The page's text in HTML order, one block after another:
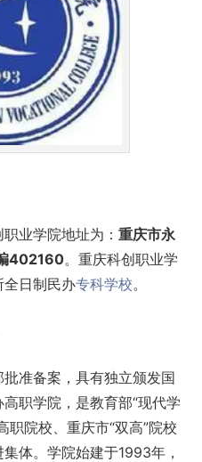
业学院地址为： 重庆市永
402160。重庆科创职业学
日制民办专科学校。
准备案，具有独立颁发国
职学院，是教育部“现代学
职院校、重庆市“双高”院校
体。学院始建于1993年，